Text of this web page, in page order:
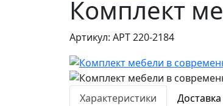
Комплект
Артикул: АРТ 220-2184
Характеристики Доставка